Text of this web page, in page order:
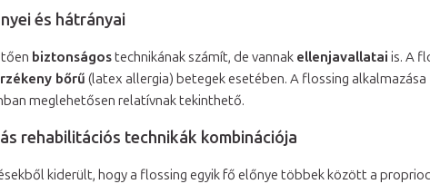
és hátrányai
biztonságostechnikának számít, de vannak ellenjavallatai is. A
bőrű (latex allergia) betegek esetében. A flossing alkalmazása
meglehetősen relatívnak tekinthető.
rehabilitációs technikák kombinációja
kiderült, hogy a flossing egyik fő előnye többek között a